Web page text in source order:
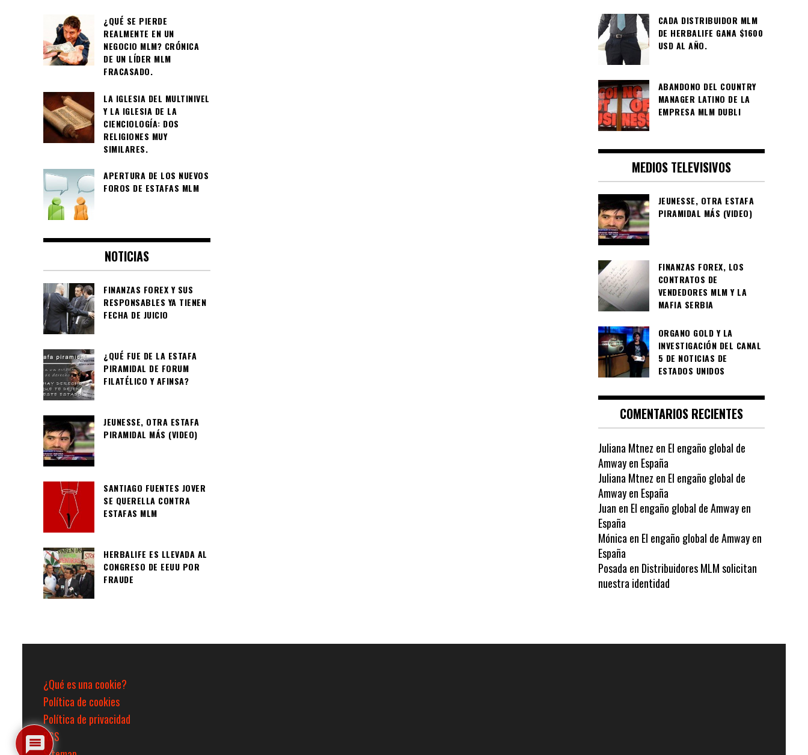
¿QUÉ SE PIERDE
REALMENTE EN UN
NEGOCIO MLM? CRÓNICA
DE UN LÍDER MLM
FRACASADO.
LA IGLESIA DEL MULTINIVEL
Y LA IGLESIA DE LA
CIENCIOLOGÍA: DOS
RELIGIONES MUY
SIMILARES.
APERTURA DE LOS NUEVOS
FOROS DE ESTAFAS MLM
NOTICIAS
FINANZAS FOREX Y SUS
RESPONSABLES YA TIENEN
FECHA DE JUICIO
¿QUÉ FUE DE LA ESTAFA
PIRAMIDAL DE FORUM
FILATÉLICO Y AFINSA?
JEUNESSE, OTRA ESTAFA
PIRAMIDAL MÁS (VIDEO)
SANTIAGO FUENTES JOVER
SE QUERELLA CONTRA
ESTAFAS MLM
HERBALIFE ES LLEVADA AL
CONGRESO DE EEUU POR
FRAUDE
CADA DISTRIBUIDOR MLM
DE HERBALIFE GANA $1600
USD AL AÑO.
ABANDONO DEL COUNTRY
MANAGER LATINO DE LA
EMPRESA MLM DUBLI
MEDIOS TELEVISIVOS
JEUNESSE, OTRA ESTAFA
PIRAMIDAL MÁS (VIDEO)
FINANZAS FOREX, LOS
CONTRATOS DE
VENDEDORES MLM Y LA
MAFIA SERBIA
ORGANO GOLD Y LA
INVESTIGACIÓN DEL CANAL
5 DE NOTICIAS DE
ESTADOS UNIDOS
COMENTARIOS RECIENTES
Juliana Mtnez en El engaño global de
Amway en España
Juliana Mtnez en El engaño global de
Amway en España
Juan en El engaño global de Amway en
España
Mónica en El engaño global de Amway en
España
Posada en Distribuidores MLM solicitan
nuestra identidad
¿Qué es una cookie?
Política de cookies
Política de privacidad
RSS